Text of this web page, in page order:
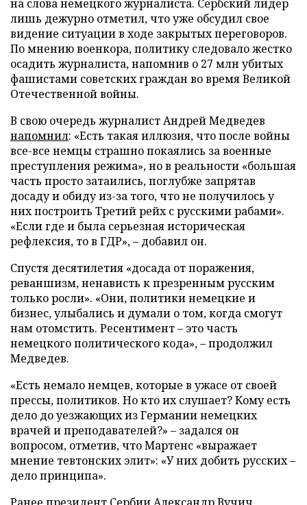
на слова немецкого журналиста. Сербский лидер
лишь дежурно отметил, что уже обсудил свое
видение ситуации в ходе закрытых переговоров.
По мнению военкора, политику следовало жестко
осадить журналиста, напомнив о 27 млн убитых
фашистами советских граждан во время Великой
Отечественной войны.
В свою очередь журналист Андрей Медведев
напомнил: «Есть такая иллюзия, что после войны
все-все немцы страшно покаялись за военные
преступления режима», но в реальности «большая
часть просто затаились, поглубже запрятав
досаду и обиду из-за того, что не получилось у
них построить Третий рейх с русскими рабами».
«Если где и была серьезная историческая
рефлексия, то в ГДР», – добавил он.
Спустя десятилетия «досада от поражения,
реваншизм, ненависть к презренным русским
только росли». «Они, политики немецкие и
бизнес, улыбались и думали о том, когда смогут
нам отомстить. Ресентимент – это часть
немецкого политического кода», – продолжил
Медведев.
«Есть немало немцев, которые в ужасе от своей
прессы, политиков. Но кто их слушает? Кому есть
дело до уезжающих из Германии немецких
врачей и преподавателей?» – задался он
вопросом, отметив, что Мартенс «выражает
мнение тевтонских элит»: «У них добить русских –
дело принципа».